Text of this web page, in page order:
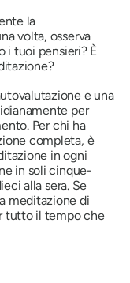
la
volta, osserva
i tuoi pensieri? È
e una
per
Per chi ha
completa, è
in ogni
in soli cinque-
alla sera. Se
meditazione di
tutto il tempo che